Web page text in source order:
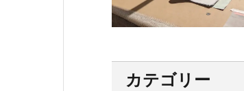
カテゴリー